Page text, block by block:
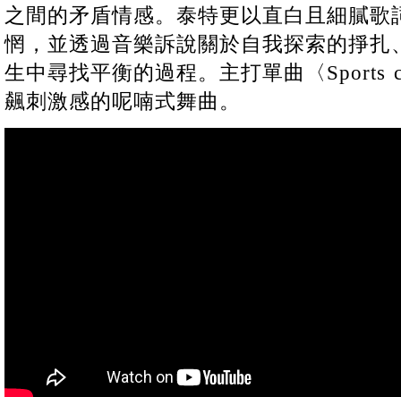
之間的矛盾情感。泰特更以直白且細膩歌
惘，並透過音樂訴說關於自我探索的掙扎
生中尋找平衡的過程。主打單曲〈Sports
飆刺激感的呢喃式舞曲。